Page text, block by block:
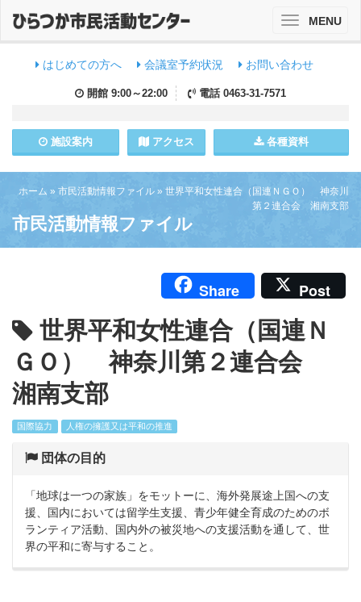
はじめての方へ 会議室予約状況 お問い合わせ
開館 9:00～22:00 電話 0463-31-7571
施設案内 アクセス 各種資料
ToggleMENU
ホーム » 市民活動情報ファイル » 世界平和女性連合（国連ＮＧＯ） 神奈川
第２連合会 湘南支部
市民活動情報ファイル
Share Post
世界平和女性連合（国連Ｎ
ＧＯ） 神奈川第２連合会
湘南支部
国際協力 人権の擁護又は平和の推進
団体の目的
「地球は一つの家族」をモットーに、海外発展途上国への支
援、国内においては留学生支援、青少年健全育成のためのボ
ランティア活動、国内外の被災地への支援活動を通して、世
界の平和に寄与すること。